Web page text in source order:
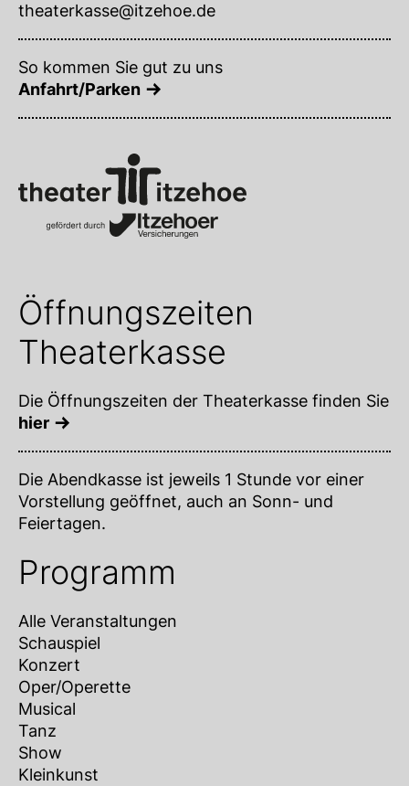
theaterkasse@itzehoe.de
So kommen Sie gut zu uns
Anfahrt/Parken
Öffnungszeiten
Theaterkasse
Die Öffnungszeiten der Theaterkasse finden Sie
hier
Die Abendkasse ist jeweils 1 Stunde vor einer
Vorstellung geöffnet, auch an Sonn- und
Feiertagen.
Programm
Alle Veranstaltungen
Schauspiel
Konzert
Oper/Operette
Musical
Tanz
Show
Kleinkunst